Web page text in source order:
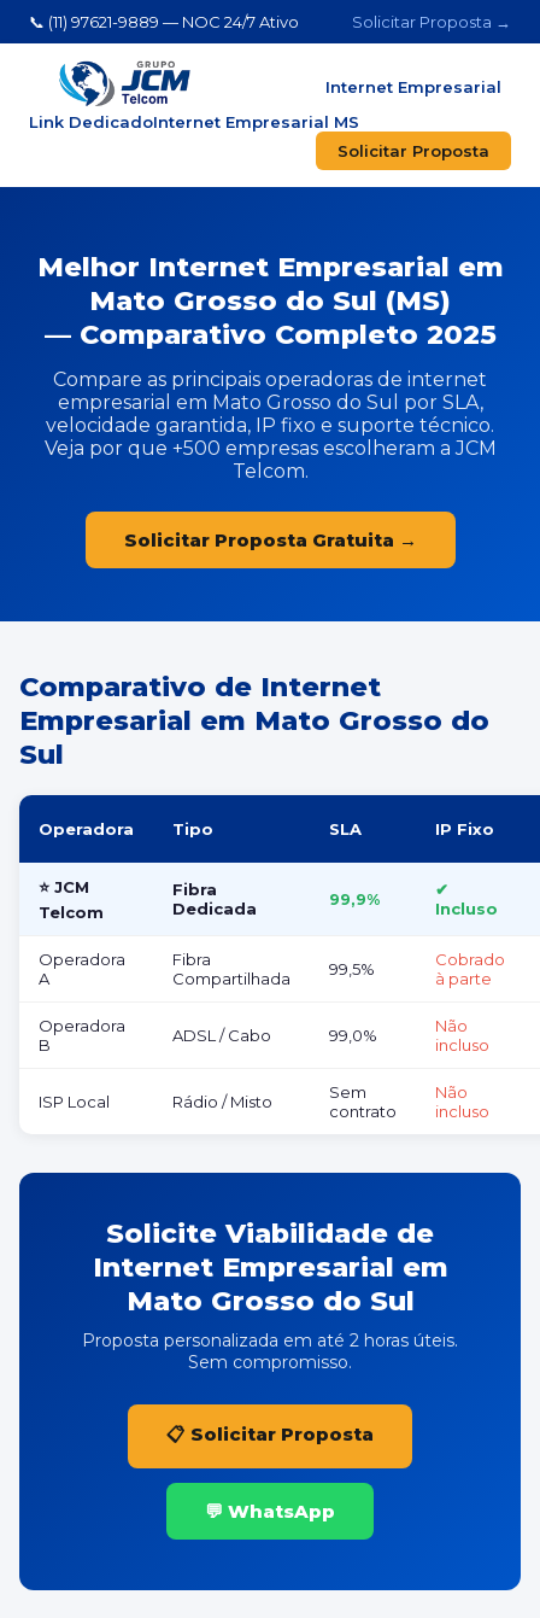
📞 (11) 97621-9889 — NOC 24/7 Ativo Solicitar Proposta →
Internet Empresarial
Link DedicadoInternet Empresarial MS
Solicitar Proposta
Melhor Internet Empresarial em
Mato Grosso do Sul (MS)
— Comparativo Completo 2025
Compare as principais operadoras de internet
empresarial em Mato Grosso do Sul por SLA,
velocidade garantida, IP fixo e suporte técnico.
Veja por que +500 empresas escolheram a JCM
Telcom.
Solicitar Proposta Gratuita →
Comparativo de Internet
Empresarial em Mato Grosso do
Sul
Operadora Tipo SLA IP Fixo
⭐ JCM
Telcom
Fibra
Dedicada
99,9%
✔
Incluso
Operadora
A
Fibra
Compartilhada
99,5%
Cobrado
à parte
Operadora
B
ADSL / Cabo 99,0%
Não
incluso
ISP Local Rádio / Misto
Sem
contrato
Não
incluso
Solicite Viabilidade de
Internet Empresarial em
Mato Grosso do Sul
Proposta personalizada em até 2 horas úteis.
Sem compromisso.
📋 Solicitar Proposta
💬 WhatsApp